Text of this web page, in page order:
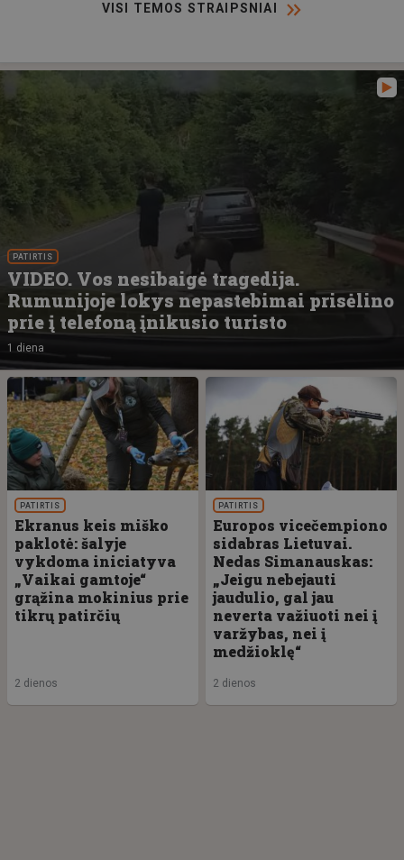
VISI TEMOS STRAIPSNIAI
PATIRTIS
VIDEO. Vos nesibaigė tragedija.
Rumunijoje lokys nepastebimai prisėlino
prie į telefoną įnikusio turisto
1 diena
PATIRTIS
Ekranus keis miško
paklotė: šalyje
vykdoma iniciatyva
„Vaikai gamtoje“
grąžina mokinius prie
tikrų patirčių
2 dienos
PATIRTIS
Europos vicečempiono
sidabras Lietuvai.
Nedas Simanauskas:
„Jeigu nebejauti
jaudulio, gal jau
neverta važiuoti nei į
varžybas, nei į
medžioklę“
2 dienos